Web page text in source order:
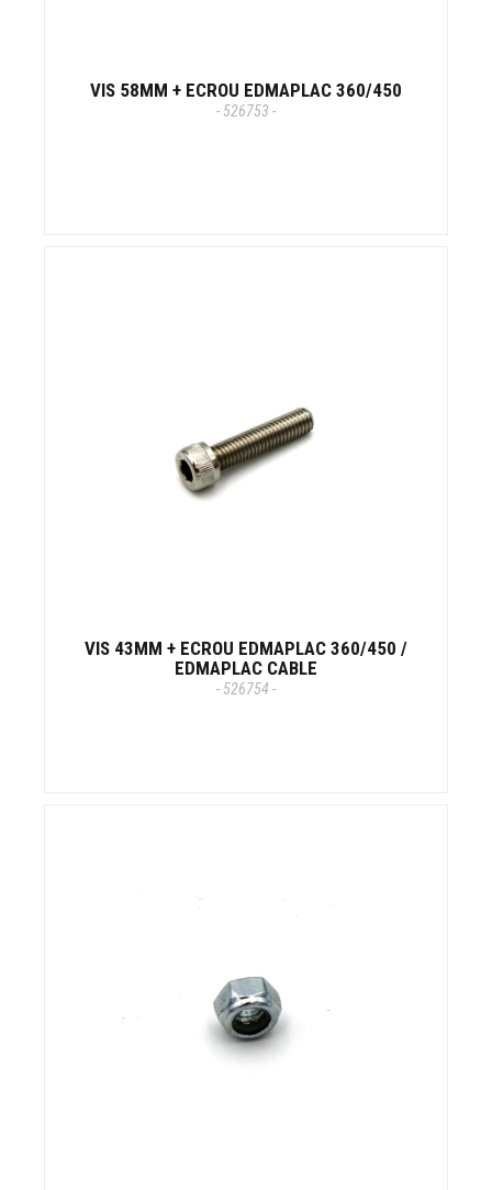
VIS 58MM + ECROU EDMAPLAC 360/450
- 526753 -
VIS 43MM + ECROU EDMAPLAC 360/450 /
EDMAPLAC CABLE
- 526754 -